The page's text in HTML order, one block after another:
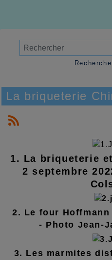
La briqueterie
1. La briqueterie
2 septembre
2. Le four Hoffmann
- Photo Jean-
3. Les marmites